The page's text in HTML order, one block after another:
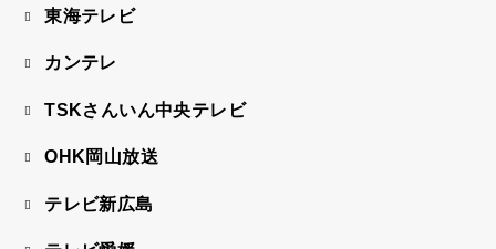
東海テレビ
カンテレ
TSKさんいん中央テレビ
OHK岡山放送
テレビ新広島